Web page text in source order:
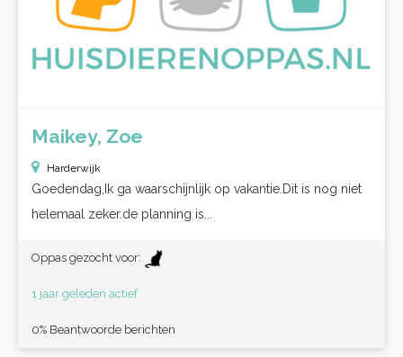
Maikey, Zoe
Harderwijk
Goedendag,Ik ga waarschijnlijk op vakantie.Dit is nog niet
helemaal zeker.de planning is...
Oppas gezocht voor:
1 jaar geleden actief
0% Beantwoorde berichten